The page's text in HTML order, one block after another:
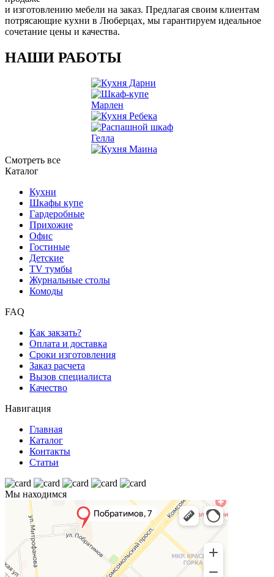
и изготовлению мебели на заказ. Предлагая своим клиентам
потрясающие кухни в Люберцах, мы гарантируем идеальное
сочетание цены и качества.
НАШИ РАБОТЫ
Смотреть все
Каталог
Кухни
Шкафы купе
Гардеробные
Прихожие
Офис
Гостиные
Детские
TV тумбы
Журнальные столы
Комоды
FAQ
Как закзать?
Оплата и доставка
Сроки изготовления
Заказ расчета
Вызов специалиста
Качество
Навигация
Главная
Каталог
Контакты
Статьи
Мы находимся